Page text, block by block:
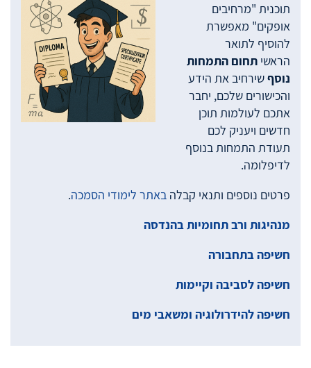
תוכנית "מרחיבים
אופקים" מאפשרת
להוסיף לתואר
הראשי תחום התמחות
נוסףשירחיב את הידע
והכישורים שלכם, יחבר
אתכם לעולמות תוכן
חדשים ויעניק לכם
תעודת התמחות בנוסף
לדיפלומה.
פרטים נוספים ותנאי קבלה באתר לימודי הסמכה.
מנהיגות ורב תחומיות בהנדסה
חשיפה בתחבורה
חשיפה לסביבה וקיימות
חשיפה להידרולוגיה ומשאבי מים